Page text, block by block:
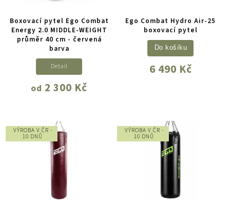
Boxovací pytel Ego Combat
Energy 2.0 MIDDLE-WEIGHT
průměr 40 cm - červená
barva
od 2 300 Kč
Detail
Ego Combat Hydro Air-25
boxovací pytel
6 490 Kč
Do košíku
VÝROBA V ČR -
10 DNŮ
VÝROBA V ČR -
10 DNŮ